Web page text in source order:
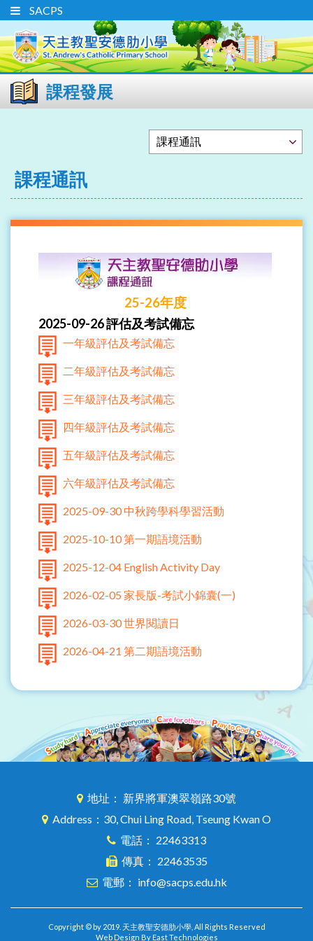
SACPS
課程發展
課程通訊
25-26年度
2025-09-26 評估及考試備忘
一年級評估及考試備忘
二年級評估及考試備忘
三年級評估及考試備忘
四年級評估及考試備忘
五年級評估及考試備忘
六年級評估及考試備忘
2025-09-30 中秋跨學科學習活動
2025-10-10 第一期語境活動
2025-12-04 English Activity Day
2026-02-05 家長版-考試小錦囊(一)
2026-03-30 世界閱讀日
2026-04-21 第二期語境活動
地址： 新界將軍澳翠嶺路30號
Address：30, Chui Ling Road, Tseung Kwan O
電話： 22463313
傳真： 22463535
電郵： info@sacps.edu.hk
Copyright © by 2019. 天主教聖安德肋小學, All Rights Reserved
Web Design By East Technologies